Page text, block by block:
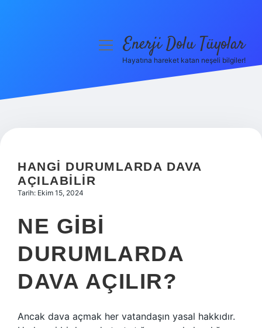
Hakkımızda
menüyüEnerji Dolu Tüyolar
Hayatına hareket katan neşeli bilgiler!
HANGI DURUMLARDA DAVA
AÇILABILIR
Tarih: Ekim 15, 2024
NE GIBI
DURUMLARDA
DAVA AÇILIR?
Ancak dava açmak her vatandaşın yasal hakkıdır.